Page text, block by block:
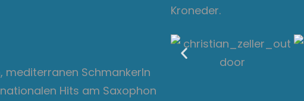
Kroneder.
mediterranen Schmankerln
Hits am Saxophon